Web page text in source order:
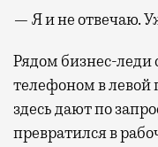
— Я и не отвечаю.
Рядом бизнес-леди
телефоном в
здесь дают по
превратился в